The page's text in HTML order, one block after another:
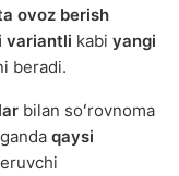
ovoz berish
variantli kabi yangi
beradi.
bilan soʻrovnoma
qaysi